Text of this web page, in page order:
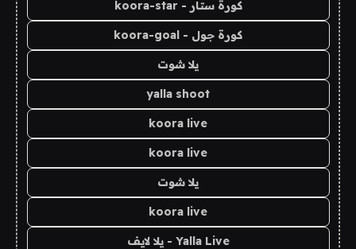
كورة ستار - koora-star
كورة جول - koora-goal
يلا شوت
yalla shoot
koora live
koora live
يلا شوت
koora live
Yalla Live - يلا لايف